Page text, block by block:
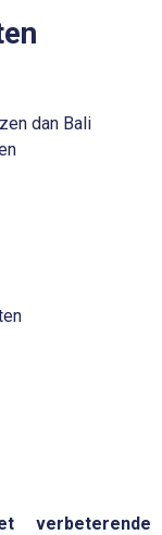
dan Bali
verbeterende